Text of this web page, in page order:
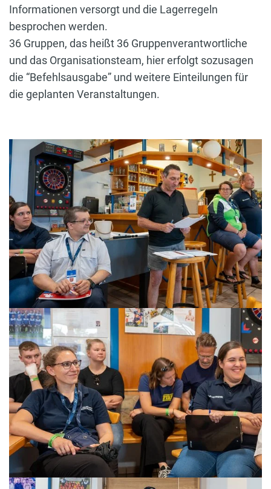
Informationen versorgt und die Lagerregeln
besprochen werden.
36 Gruppen, das heißt 36 Gruppenverantwortliche
und das Organisationsteam, hier erfolgt sozusagen
die “Befehlsausgabe” und weitere Einteilungen für
die geplanten Veranstaltungen.